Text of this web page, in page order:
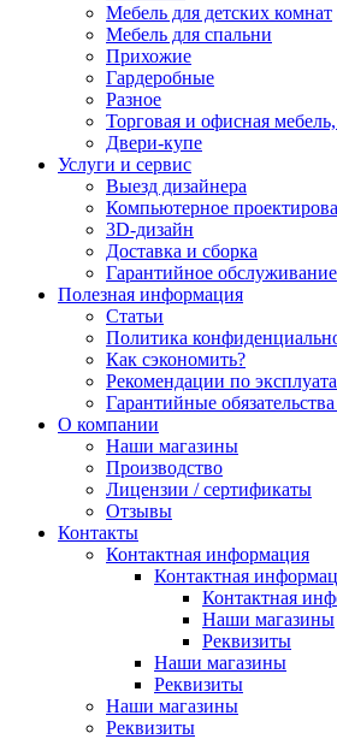
Мебель для детских комнат
Мебель для спальни
Прихожие
Гардеробные
Разное
Торговая и офисная
Двери-купе
Услуги и сервис
Выезд дизайнера
Компьютерное
3D-дизайн
Доставка и сборка
Гарантийное обслуживание
Полезная информация
Статьи
Политика
Как сэкономить?
Рекомендации по
Гарантийные
О компании
Наши магазины
Производство
Лицензии / сертификаты
Отзывы
Контакты
Контактная информация
Контактная
Контактная
Наши магазины
Реквизиты
Наши магазины
Реквизиты
Наши магазины
Реквизиты